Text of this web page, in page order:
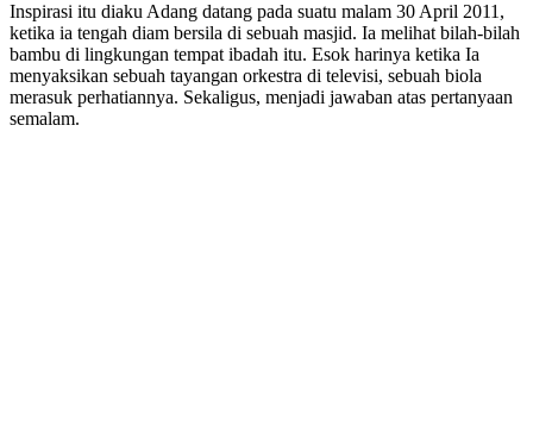
Inspirasi itu diaku Adang datang pada suatu malam 30 April 2011,
ketika ia tengah diam bersila di sebuah masjid. Ia melihat bilah-bilah
bambu di lingkungan tempat ibadah itu. Esok harinya ketika Ia
menyaksikan sebuah tayangan orkestra di televisi, sebuah biola
merasuk perhatiannya. Sekaligus, menjadi jawaban atas pertanyaan
semalam.